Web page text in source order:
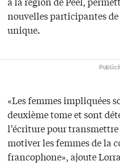
nouvelles participantes
unique.
«Les femmes impliquées
deuxième tome et sont
l’écriture pour
motiver les femmes de la
francophone», ajoute